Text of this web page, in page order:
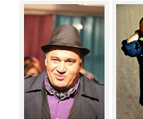
مهرداد خوشبخت
یازده 60، اولین فعالیت جدی بازیگری خود را در این اثر
افشین